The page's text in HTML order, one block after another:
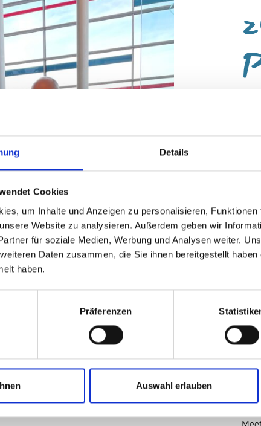
Details
Cookies
um Inhalte und Anzeigen zu personalisieren,
Website zu analysieren. Außerdem geben wir
für soziale Medien, Werbung und Analysen weiter.
Daten zusammen, die Sie ihnen bereitgestellt
haben.
Präferenzen
Auswahl erlauben
ich
Wie